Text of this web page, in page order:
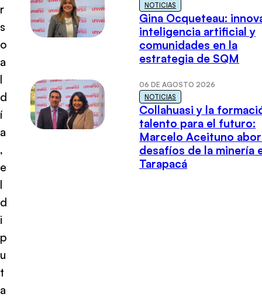
r
s
o
a
l
d
í
a
,
e
l
d
i
p
u
t
a
NOTICIAS
Gina Ocqueteau:
inteligencia artificial y
comunidades en la
estrategia de SQM
06 DE AGOSTO 2026
NOTICIAS
Collahuasi y la
talento para el futuro:
Marcelo Aceituno
desafíos de la minería
Tarapacá